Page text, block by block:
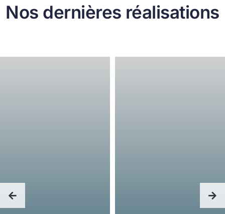
Nos dernières réalisations